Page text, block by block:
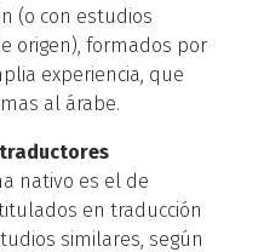
(o con estudios
origen), formados por
experiencia, que
al árabe.
traductores
nativo es el de
en traducción
similares, según